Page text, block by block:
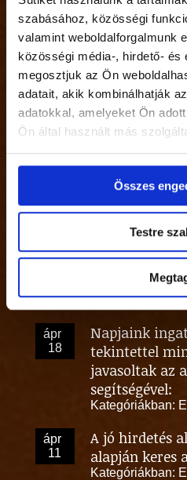
szabásához, közösségi
valamint weboldalforgalmunk
közösségi média-, hirdető- és
megosztjuk az Ön
adatait, akik kombinálhatják
adatokkal, amelyeket Ön
Ön által használt más
Összes
Testre
21
ÁFA
Kategóriákban:
jún
02
Nem a nyár a
ingatlan
Kategóriákban:
26
Egy kutatás
ingatlant.
Kategóriákban:
Személyes
25
Lakásbörzén
Kategóriákban:
ápr
18
Napjaink
tekintettel
javasoltak az
segítségével:
Kategóriákban:
ápr
11
A jó hirdetés
alapján keres
Kategóriákban: